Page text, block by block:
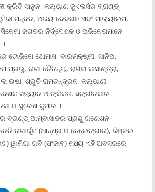
କ୍ରିତି ସାନୁନ, କଲ୍ୟାଣ ଜୁଏଲର୍ସର ବ୍ରାଣ୍ଡ୍
ମନ୍ଦନ, ଅଜୟ ଦେବଗନ ଏବଂ ମାଲାୟାଲମ,
ଜଗତର ନିର୍ଦ୍ଦେଶକ ଓ ଅଭିନେତାମାନେ
ଟୋଭିନୋ ଥୋମାସ, ବାରଲକ୍ଷ୍ମୀ, ସାନିଆ
ନାଗା ଚୈତନ୍ୟ, ରାଗିନା କାସାଣ୍ଡ୍ରା,
ଉଷା, ଶ୍ରୁତି ରାମଚନ୍ଦ୍ରନ, କଲ୍ୟାଣୀ
ସତ୍ୟାନ ଆଙ୍କିକଡ, ସଙ୍ଗୀତକାର
ଓ ସୁରେଶ କୁମାର ।
ବ୍ରାଣ୍ଡ୍ ଆମ୍ବାସାଡର ପ୍ରଭୂୁ ଗଣେଶନ
ନାଗାର୍ଜୂୁନ (ଆନ୍ଧ୍ର ଓ ତେଲେଙ୍ଗାନା), କିଞ୍ଜଲ
ୱାମିଗା ଗବି (ପଂଜାବ) ମଧ୍ୟ ଏହି ଅବସରରେ